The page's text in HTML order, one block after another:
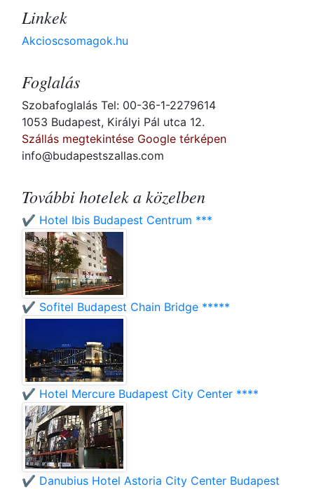
Linkek
Akcioscsomagok.hu
Foglalás
Szobafoglalás Tel: 00-36-1-2279614
1053 Budapest, Királyi Pál utca 12.
Szállás megtekintése Google térképen
info@budapestszallas.com
További hotelek a közelben
✔️ Hotel Ibis Budapest Centrum ***
✔️ Sofitel Budapest Chain Bridge *****
✔️ Hotel Mercure Budapest City Center ****
✔️ Danubius Hotel Astoria City Center Budapest